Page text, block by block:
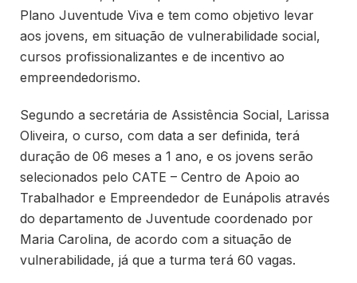
Plano Juventude Viva e tem como objetivo levar
aos jovens, em situação de vulnerabilidade social,
cursos profissionalizantes e de incentivo ao
empreendedorismo.
Segundo a secretária de Assistência Social, Larissa
Oliveira, o curso, com data a ser definida, terá
duração de 06 meses a 1 ano, e os jovens serão
selecionados pelo CATE – Centro de Apoio ao
Trabalhador e Empreendedor de Eunápolis através
do departamento de Juventude coordenado por
Maria Carolina, de acordo com a situação de
vulnerabilidade, já que a turma terá 60 vagas.